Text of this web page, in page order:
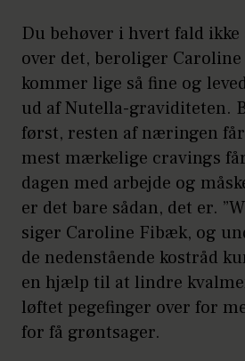
Du behøver i hvert fald
over det, beroliger
kommer lige så fine og
ud af Nutella-graviditeten.
først, resten af næringen
mest mærkelige cravings
dagen med arbejde og
er det bare sådan, det er.
siger Caroline Fibæk, og
de nedenstående kostråd
en hjælp til at lindre
løftet pegefinger over for
for få grøntsager.